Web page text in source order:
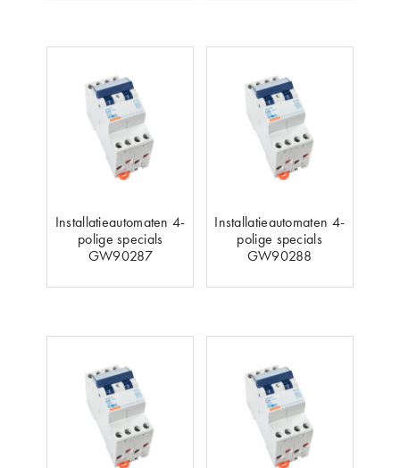
Installatieautomaten 4-
polige specials
GW90287
Installatieautomaten 4-
polige specials
GW90288